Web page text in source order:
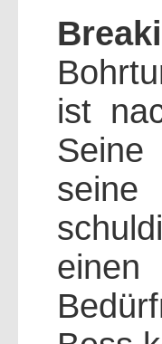
ist
seine
einen